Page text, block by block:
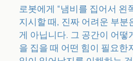
로봇에게 “냄비를 집어서 왼
지시할 때, 진짜 어려운 부분
게 아닙니다. 그 공간이 어떻
을 집을 때 어떤 힘이 필요한